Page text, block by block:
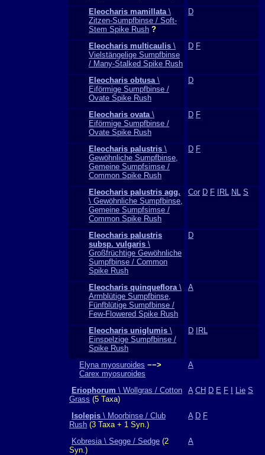
Eleocharis mamillata\
Zitzen-Sumpfbinse / Soft-
Stem Spike Rush ?
D
Eleocharis multicaulis \
Vielstängelige Sumpfbinse
/ Many-Stalked Spike Rush
D F
Eleocharis obtusa\
Eiförmige Sumpfbinse /
Ovate Spike Rush
D
Eleocharis ovata\
Eiförmige Sumpfbinse /
Ovate Spike Rush
D F
Eleocharis palustris \
Gewöhnliche Sumpfbinse,
Gemeine Sumpfsimse /
Common Spike Rush
D F
Eleocharis palustris agg.
\ Gewöhnliche Sumpfbinse,
Gemeine Sumpfsimse /
Common Spike Rush
Cor D F IRL NL S
Eleocharis palustris
subsp. vulgaris \
Großfrüchtige Gewöhnliche
Sumpfbinse / Common
Spike Rush
D
Eleocharis quinqueflora\
Armblütige Sumpfbinse,
Fünfblütige Sumpfbinse /
Few-Flowered Spike Rush
A
Eleocharis uniglumis \
Einspelzige Sumpfbinse /
Spike Rush
D IRL
Elyna myosuroides −−>
Carex myosuroides
A
Eriophorum \ Wollgras / Cotton
Grass (5 Taxa)
A CH D E F Lie S
Isolepis \ Moorbinse / Club
Rush (3 Taxa + 1 Syn.)
A D F
Kobresia \ Segge / Sedge (2
Syn.)
A